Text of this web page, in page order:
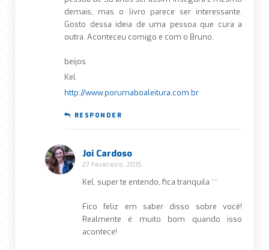
demais, mas o livro parece ser interessante.
Gosto dessa ideia de uma pessoa que cura a
outra. Aconteceu comigo e com o Bruno.
beijos
Kel
http://www.porumaboaleitura.com.br
RESPONDER
Joi Cardoso
27 Fevereiro, 2015
Kel, super te entendo, fica tranquila ^^
Fico feliz em saber disso sobre você!
Realmente é muito bom quando isso
acontece!